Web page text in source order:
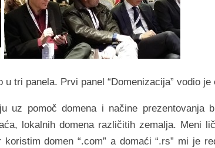
tri panela. Prvi panel “Domenizacija” vodio je
uz pomoč domena i načine prezentovanja
lokalnih domena različitih zemalja. Meni
domen “.com” a domaći “.rs” mi je